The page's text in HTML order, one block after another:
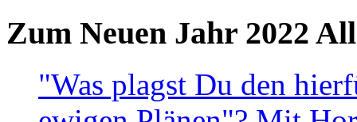
Zum Neuen Jahr 2022
"Was plagst Du den